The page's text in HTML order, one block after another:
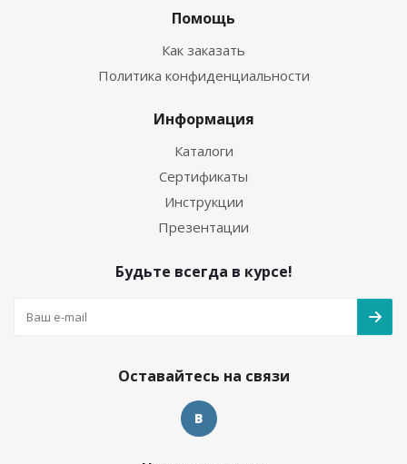
Помощь
Как заказать
Политика конфиденциальности
Информация
Каталоги
Сертификаты
Инструкции
Презентации
Будьте всегда в курсе!
Оставайтесь на связи